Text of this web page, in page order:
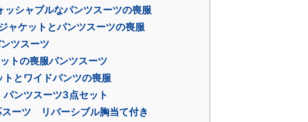
ャブルなパンツスーツの喪服
ケットとパンツスーツの喪服
ツスーツ
トの喪服パンツスーツ
とワイドパンツの喪服
ンツスーツ3点セット
ーツ リバーシブル胸当て付き